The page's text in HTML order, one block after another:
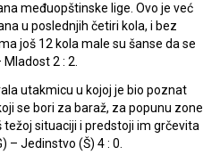
međuopštinske lige. Ovo je već
u poslednjih četiri kola, i bez
još 12 kola male su šanse da se
2 : 2.
utakmicu u kojoj je bio poznat
se bori za baraž, za popunu zone
težoj situaciji i predstoji im grčevita
– Jedinstvo (Š) 4 : 0.